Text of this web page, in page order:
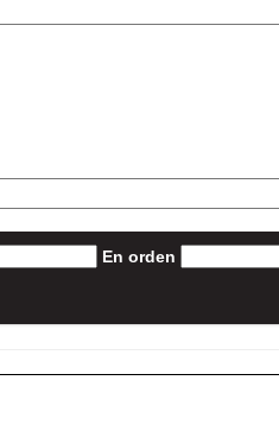
En orden